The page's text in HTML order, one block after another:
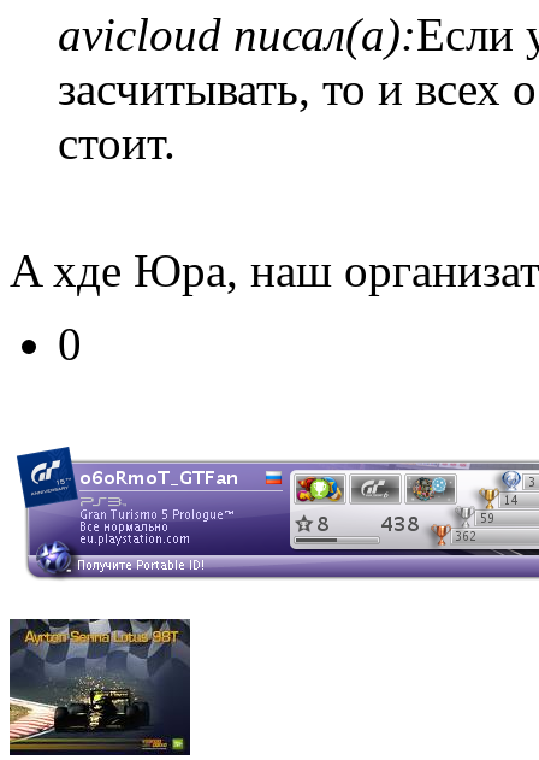
avicloud писал(а):Если
засчитывать, то и всех
стоит.
A хде Юра, наш
0